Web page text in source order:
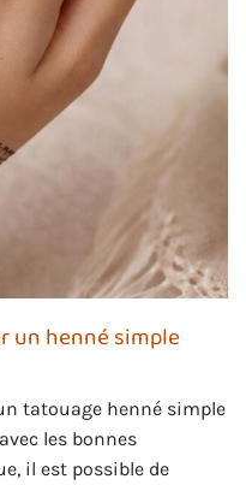
un henné simple
tatouage henné simple
les bonnes
il est possible de